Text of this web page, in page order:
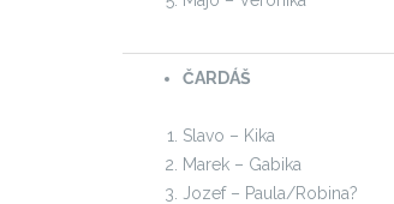
ČARDÁŠ
Slavo – Kika
Marek – Gabika
Jozef – Paula/Robina?